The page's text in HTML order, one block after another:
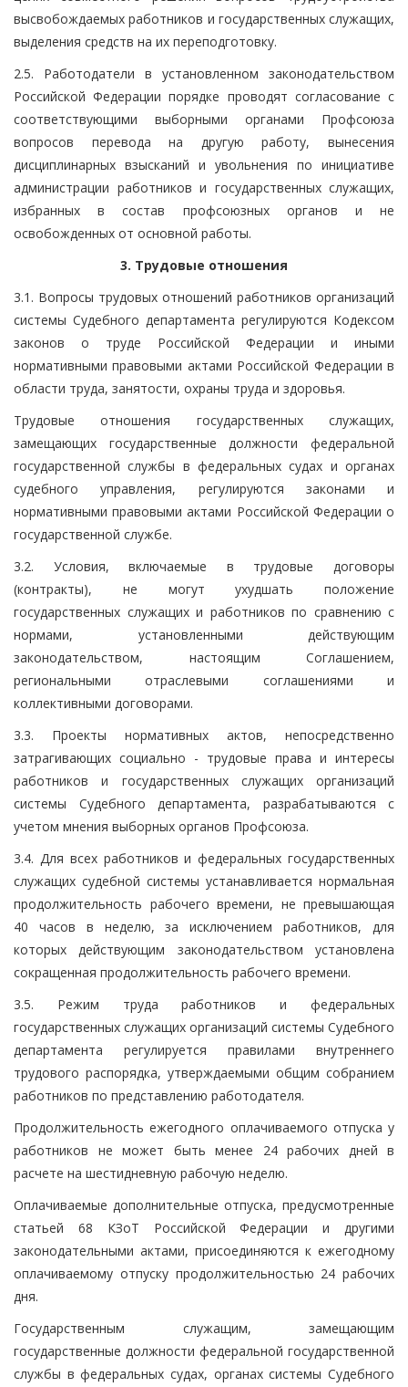
высвобождаемых работников и государственных служащих,
выделения средств на их переподготовку.
2.5. Работодатели в установленном законодательством
Российской Федерации порядке проводят согласование с
соответствующими выборными органами Профсоюза
вопросов перевода на другую работу, вынесения
дисциплинарных взысканий и увольнения по инициативе
администрации работников и государственных служащих,
избранных в состав профсоюзных органов и не
освобожденных от основной работы.
3. Трудовые отношения
3.1. Вопросы трудовых отношений работников организаций
системы Судебного департамента регулируются Кодексом
законов о труде Российской Федерации и иными
нормативными правовыми актами Российской Федерации в
области труда, занятости, охраны труда и здоровья.
Трудовые отношения государственных служащих,
замещающих государственные должности федеральной
государственной службы в федеральных судах и органах
судебного управления, регулируются законами и
нормативными правовыми актами Российской Федерации о
государственной службе.
3.2. Условия, включаемые в трудовые договоры
(контракты), не могут ухудшать положение
государственных служащих и работников по сравнению с
нормами, установленными действующим
законодательством, настоящим Соглашением,
региональными отраслевыми соглашениями и
коллективными договорами.
3.3. Проекты нормативных актов, непосредственно
затрагивающих социально - трудовые права и интересы
работников и государственных служащих организаций
системы Судебного департамента, разрабатываются с
учетом мнения выборных органов Профсоюза.
3.4. Для всех работников и федеральных государственных
служащих судебной системы устанавливается нормальная
продолжительность рабочего времени, не превышающая
40 часов в неделю, за исключением работников, для
которых действующим законодательством установлена
сокращенная продолжительность рабочего времени.
3.5. Режим труда работников и федеральных
государственных служащих организаций системы Судебного
департамента регулируется правилами внутреннего
трудового распорядка, утверждаемыми общим собранием
работников по представлению работодателя.
Продолжительность ежегодного оплачиваемого отпуска у
работников не может быть менее 24 рабочих дней в
расчете на шестидневную рабочую неделю.
Оплачиваемые дополнительные отпуска, предусмотренные
статьей 68 КЗоТ Российской Федерации и другими
законодательными актами, присоединяются к ежегодному
оплачиваемому отпуску продолжительностью 24 рабочих
дня.
Государственным служащим, замещающим
государственные должности федеральной государственной
службы в федеральных судах, органах системы Судебного